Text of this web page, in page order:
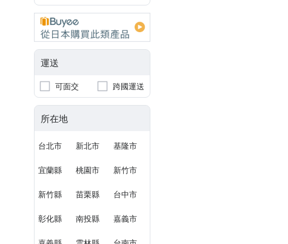
運送
可面交 跨國運送
所在地
台北市 新北市 基隆市
宜蘭縣 桃園市 新竹市
新竹縣 苗栗縣 台中市
彰化縣 南投縣 嘉義市